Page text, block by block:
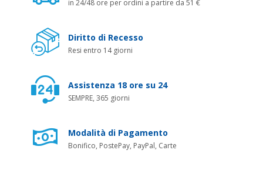
in 24/48 ore per ordini a partire da 51 €
Diritto di Recesso
Resi entro 14 giorni
Assistenza 18 ore su 24
SEMPRE, 365 giorni
Modalità di Pagamento
Bonifico, PostePay, PayPal, Carte